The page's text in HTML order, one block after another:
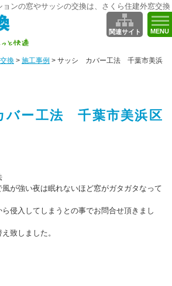
関連サイト MENU
ョンの窓やサッシの交換は、さくら住建外窓交換
換 > 施工事例 > サッシ カバー工法 千葉市美浜
ー工法 千葉市美浜区
風が強い夜は眠れないほど窓がガタガタなって
侵入してしまうとの事でお問合せ頂きまし
致しました。